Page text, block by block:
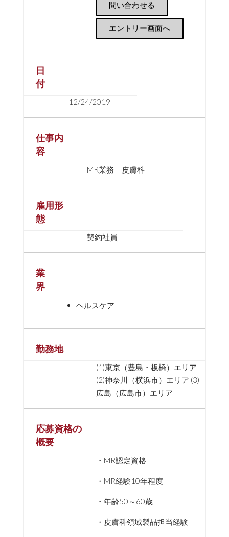
問い合わせる
エントリー画面へ
日
付
12/24/2019
仕事内
容
MR業務 皮膚科
雇用形
態
契約社員
業
界
ヘルスケア
勤務地
(1)東京（豊島・板橋）エリア
(2)神奈川（横浜市）エリア (3)
広島（広島市）エリア
応募資格の
概要
・MR認定資格
・MR経験10年程度
・年齢50～60歳
・皮膚科領域製品担当経験